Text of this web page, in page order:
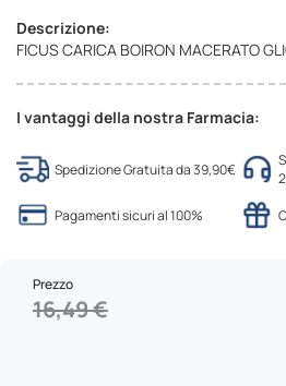
Descrizione:
FICUS CARICA BOIRON MACERATO
I vantaggi della nostra Farmacia:
Spedizione Gratuita da 39,90€
Pagamenti sicuri al 100%
Prezzo
16,49 €